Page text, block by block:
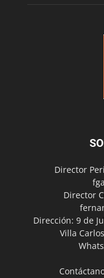
Director
Director
Dirección: 9 de
Villa